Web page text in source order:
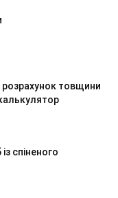
товщини
спіненого